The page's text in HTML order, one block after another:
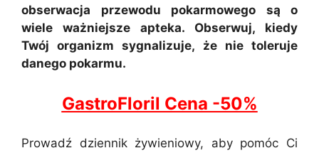
obserwacja przewodu pokarmowego są o
wiele ważniejsze apteka. Obserwuj, kiedy
Twój organizm sygnalizuje, że nie toleruje
danego pokarmu.
GastroFloril Cena -50%
Prowadź dziennik żywieniowy, aby pomóc Ci